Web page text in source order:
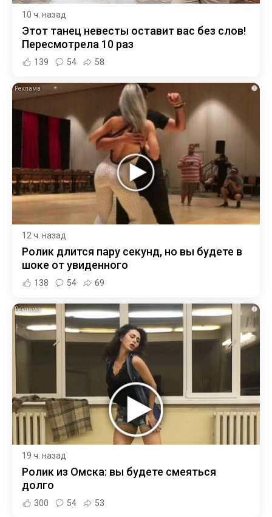
10 ч. назад
Этот танец невесты оставит вас без слов!
Пересмотрела 10 раз
139 54 58
i
12 ч. назад
Ролик длится пару секунд, но вы будете в
шоке от увиденного
138 54 69
i
19 ч. назад
Ролик из Омска: вы будете смеяться
долго
300 54 53